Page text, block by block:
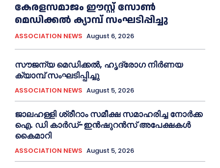
കേരളസമാജം ഈസ്റ്റ് സോണ്‍
മെഡിക്കൽ ക്യാമ്പ് സംഘടിപ്പിച്ചു
ASSOCIATION NEWS August 6, 2026
സൗജന്യ മെഡിക്കല്‍, ഹൃദ്രോഗ നിര്‍ണയ
ക്യാമ്പ് സംഘടിപ്പിച്ചു
ASSOCIATION NEWS August 5, 2026
ജാലഹള്ളി ശ്രീറാം സമീക്ഷ സമാഹരിച്ച നോർക്ക
ഐ. ഡി കാർഡ്-ഇന്‍ഷുറന്‍സ് അപേക്ഷകൾ
കൈമാറി
ASSOCIATION NEWS August 5, 2026